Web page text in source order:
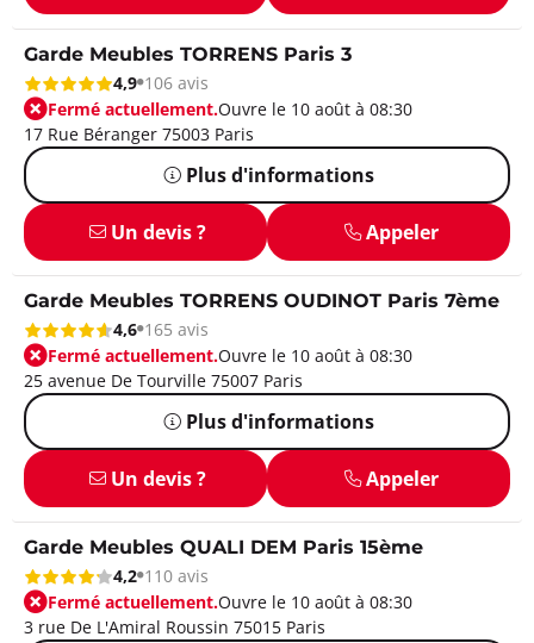
Garde Meubles TORRENS Paris 3
4,9 106 avis
Fermé actuellement.Ouvre le 10 août à 08:30
17 Rue Béranger 75003 Paris
Plus d'informations
Un devis ? Appeler
Garde Meubles TORRENS OUDINOT Paris 7ème
4,6 165 avis
Fermé actuellement.Ouvre le 10 août à 08:30
25 avenue De Tourville 75007 Paris
Plus d'informations
Un devis ? Appeler
Garde Meubles QUALI DEM Paris 15ème
4,2 110 avis
Fermé actuellement.Ouvre le 10 août à 08:30
3 rue De L'Amiral Roussin 75015 Paris